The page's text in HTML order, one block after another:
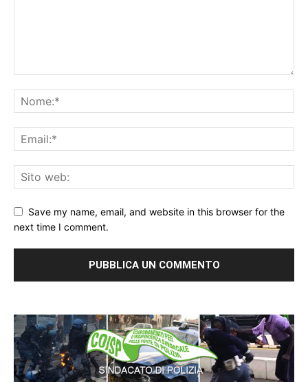
Save my name, email, and website in this browser for the
next time I comment.